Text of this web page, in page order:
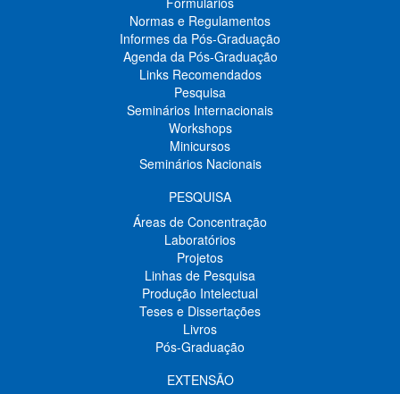
Normas e Regulamentos
Informes da Pós-Graduação
Agenda da Pós-Graduação
Links Recomendados
Pesquisa
Seminários Internacionais
Workshops
Minicursos
Seminários Nacionais
PESQUISA
Áreas de Concentração
Laboratórios
Projetos
Linhas de Pesquisa
Produção Intelectual
Teses e Dissertações
Livros
Pós-Graduação
EXTENSÃO